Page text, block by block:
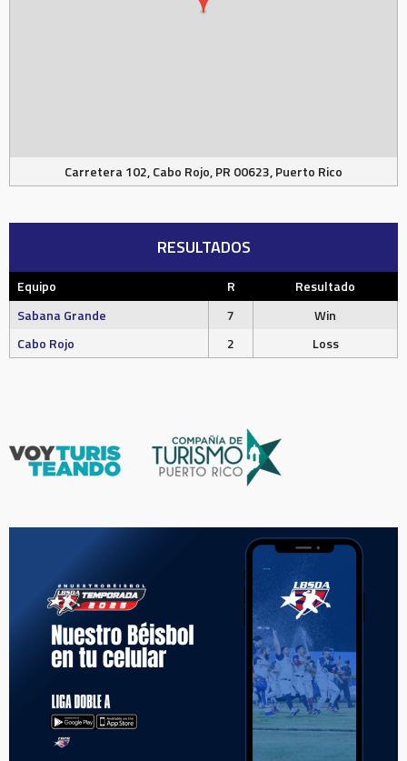
Carretera 102, Cabo Rojo, PR 00623, Puerto Rico
RESULTADOS
Equipo R
Resultado
Sabana Grande
7
Win
Cabo Rojo
2 Loss